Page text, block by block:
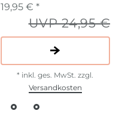
UVP 24,95 €
19,95 € *
* inkl. ges. MwSt. zzgl.
Versandkosten